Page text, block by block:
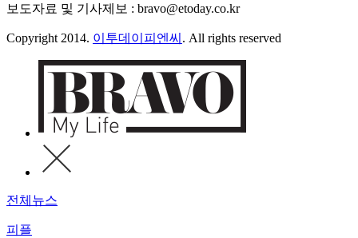
보도자료 및 기사제보 : bravo@etoday.co.kr
Copyright 2014. 이투데이피엔씨 . All rights reserved
전체뉴스
피플